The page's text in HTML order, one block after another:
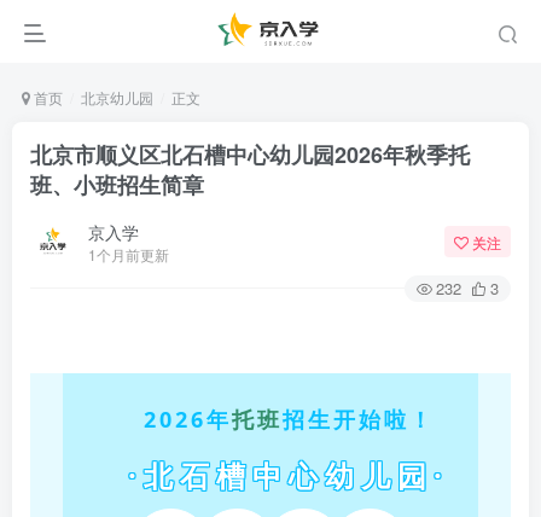
首页 北京幼儿园 正文
北京市顺义区北石槽中心幼儿园2026年秋季托
班、小班招生简章
京入学
1个月前更新
关注
232 3
2026年托班招生开始啦！
·北石槽中心幼儿园·